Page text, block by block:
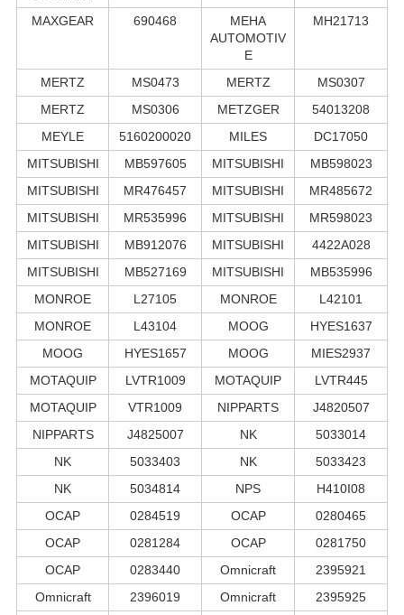
MAXGEAR 690468
MEHA
AUTOMOTIV
E
MH21713
MERTZ MS0473 MERTZ
MS0307
MERTZ
MS0306 METZGER
54013208
MEYLE
5160200020 MILES
DC17050
MITSUBISHI
MB597605 MITSUBISHI
MB598023
MITSUBISHI
MR476457 MITSUBISHI
MR485672
MITSUBISHI
MR535996 MITSUBISHI
MR598023
MITSUBISHI
MB912076 MITSUBISHI
4422A028
MITSUBISHI
MB527169 MITSUBISHI
MB535996
MONROE
L27105 MONROE
L42101
MONROE
L43104 MOOG
HYES1637
MOOG
HYES1657 MOOG
MIES2937
MOTAQUIP
LVTR1009 MOTAQUIP
LVTR445
MOTAQUIP
VTR1009 NIPPARTS
J4820507
NIPPARTS
J4825007 NK
5033014
NK
5033403 NK
5033423
NK
5034814 NPS
H410I08
OCAP
0284519 OCAP
0280465
OCAP
0281284 OCAP
0281750
OCAP
0283440 Omnicraft
2395921
Omnicraft
2396019 Omnicraft
2395925